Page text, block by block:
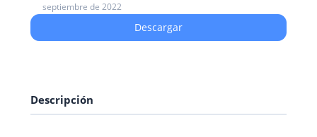
septiembre de 2022
Descargar
Descripción